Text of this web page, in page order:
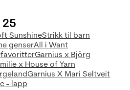
SunshineStrikk til barn
genserAll i Want
Garnius x Björg
x House of Yarn
Garnius X Mari Seltveit
- lapp